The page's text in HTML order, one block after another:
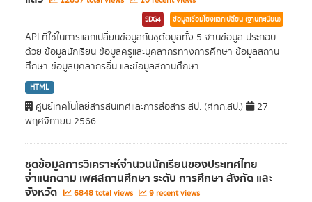
SDG4 ข้อมูลเชื่อมโยงแลกเปลี่ยน (ฐานทะเบียน)
API ที่ใช้ในการแลกเปลี่ยนข้อมูลกับชุด้อมูลทั้ง 5 ฐานข้อมูล ประกอบ
ด้วย ข้อมูลนักเรียน ข้อมูลครูและบุคลากรทางการศึกษา ข้อมูลสถาน
ศึกษา ข้อมูลบุคลากรอื่น และข้อมูลสถานศึกษา...
HTML
ศูนย์เทคโนโลยีสารสนเทศและการสื่อสาร สป. (ศทก.สป.)
27
พฤศจิกายน 2566
ชุดข้อมูลการวิเคราะห์จำนวนนักเรียนของประเทศไทย
จำแนกตาม เพศสถานศึกษา ระดับ การศึกษา สังกัด และ
จังหวัด 6848 total views 9 recent views